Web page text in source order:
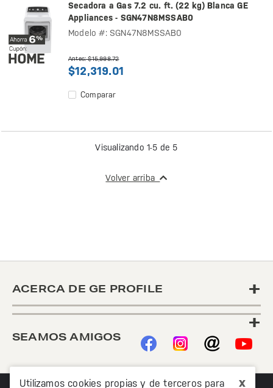
x
Utilizamos cookies propias y de terceros para
Secadora a Gas 7.2 cu. ft. (22 kg) Blanca GE
Appliances - SGN47N8MSSAB0
Modelo #: SGN47N8MSSAB0
Antes: $15,998.72
$12,319.01
Comparar
Visualizando 1-5 de 5
Volver arriba
ACERCA DE GE PROFILE
+
+
SEAMOS AMIGOS